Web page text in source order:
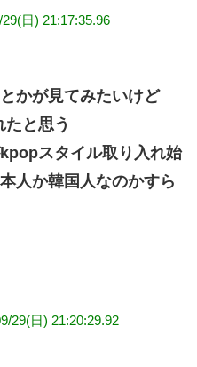
29(日) 21:17:35.96
かが見てみたいけど
と思う
スタイル取り入れ始
人か韓国人なのかすら
29(日) 21:20:29.92